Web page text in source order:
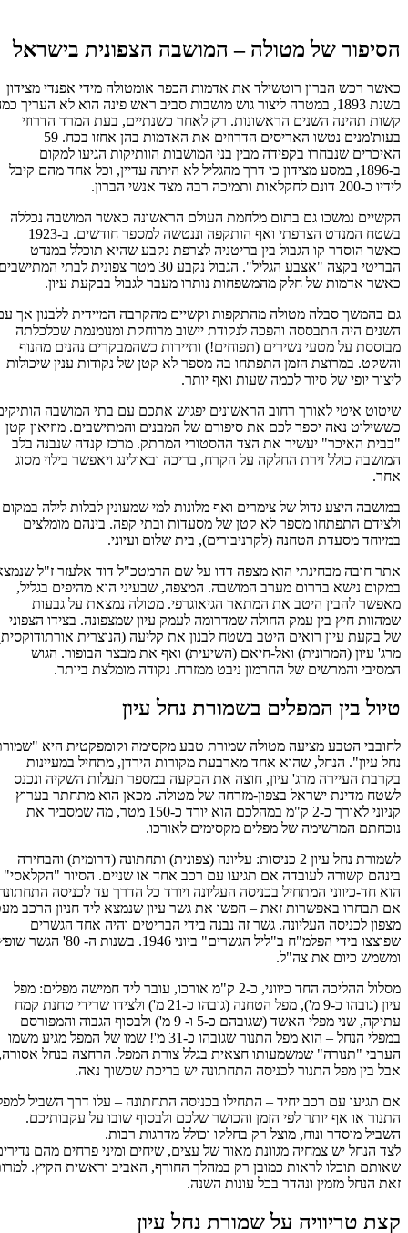
הסיפור של מטולה – המושבה הצפונית בישראל
כאשר רכש הברון רוטשילד את אדמות הכפר אומטולה מידי אפנדי מצידון
בשנת 1893, במטרה ליצור גוש מושבות סביב ראש פינה הוא לא העריך כמה
קשות תהינה השנים הראשונות. רק לאחר כשנתיים, בעת המרד הדרוזי
בעות'מנים נטשו האריסים הדרוזים את האדמות בהן אחזו בכח. 59
האיכרים שנבחרו בקפידה מבין בני המושבות הוותיקות הגיעו למקום
ב-1896, במסע מצידון כי דרך מהגליל לא היתה עדיין, וכל אחד מהם קיבל
לידיו כ-200 דונם לחקלאות ותמיכה רבה מצד אנשי הברון.
הקשיים נמשכו גם בתום מלחמת העולם הראשונה כאשר המושבה נכללה
בשטח המנדט הצרפתי ואף הותקפה וננטשה למספר חודשים. ב-1923
כאשר הוסדר קו הגבול בין בריטניה לצרפת נקבע שהיא תוכלל במנדט
הבריטי בקצה "אצבע הגליל". הגבול נקבע 30 מטר צפונית לבתי המתישבים
כאשר אדמות של חלק מהמשפחות נותרו מעבר לגבול בבקעת עיון.
גם בהמשך סבלה מטולה מהתקפות וקשיים מהקרבה המיידית ללבנון אך עם
השנים היה התבססה והפכה לנקודת יישוב מרוחקת ומנומנמת שכלכלתה
מבוססת על מטעי נשירים (תפוחים!) ותיירות כשהמבקרים נהנים מהנוף
והשקט. במרוצת הזמן התפתחו בה מספר לא קטן של נקודות ענין שיכולות
ליצור יופי של סיור לכמה שעות ואף יותר.
שיטוט איטי לאורך רחוב הראשונים יפגיש אתכם עם בתי המושבה הותיקים
כששילוט נאה יספר לכם את סיפורם של המבנים והמתישבים. מוזיאון קטן
"בבית האיכר" יעשיר את הצד ההסטורי המרתק. מרכז קנדה שנבנה בלב
המושבה כולל זירת החלקה על הקרח, בריכה ובאולינג ויאפשר בילוי מסוג
אחר.
במושבה היצע גדול של צימרים ואף מלונות למי שמעונין לבלות לילה במקום
ולצידם התפתחו מספר לא קטן של מסעדות ובתי קפה. בינהם מומלצים
במיוחד מסעדת הטחנה (לקרניבורים), בית שלום ועיוני.
אתר חובה מבחינתי הוא מצפה דדו על שם הרמטכ"ל דוד אלעזר ז"ל שנמצא
במקום נישא בדרום מערב המושבה. המצפה, שבעיני הוא מהיפים בגליל,
מאפשר להבין היטב את המתאר הגיאוגרפי. מטולה נמצאת על גבעות
שמהוות חיץ בין עמק החולה שמדרומה לעמק עיון שמצפונה. בצידו הצפוני
של בקעת עיון רואים היטב בשטח לבנון את קליעה (הנוצרית אורתודוקסית),
מרג' עיון (המרונית) ואל-חיאם (השיעית) ואף את מבצר הבופור. הגוש
המסיבי והמרשים של החרמון ניבט ממזרח. נקודה מומלצת ביותר.
טיול בין המפלים בשמורת נחל עיון
לחובבי הטבע מציעה מטולה שמורת טבע מקסימה וקומפקטית היא "שמורת
נחל עיון". הנחל, שהוא אחד מארבעת מקורות הירדן, מתחיל במעיינות
בקרבת העיירה מרג' עיון, חוצה את הבקעה במספר תעלות השקיה ונכנס
לשטח מדינת ישראל בצפון-מזרחה של מטולה. מכאן הוא מתחתר בערוץ
קניוני לאורך כ-2 ק"מ במהלכם הוא יורד כ-150 מטר, מה שמסביר את
נוכחתם המרשימה של מפלים מקסימים לאורכו.
לשמורת נחל עיון 2 כניסות: עליונה (צפונית) ותחתונה (דרומית) והבחירה
בינהם קשורה לעובדה אם תגיעו עם רכב אחד או שניים. הסיור "הקלאסי"
הוא חד-כיווני המתחיל בכניסה העליונה ויורד כל הדרך עד לכניסה התחתונה.
אם תבחרו באפשרות זאת – חפשו את גשר עיון שנמצא ליד חניון הרכב מעט
מצפון לכניסה העליונה. גשר זה נבנה בידי הבריטים והיה אחד הגשרים
שפוצצו בידי הפלמ"ח ב"ליל הגשרים" ביוני 1946. בשנות ה- 80' הגשר שופץ
ומשמש כיום את צה"ל.
מסלול ההליכה החד כיווני, כ-2 ק"מ אורכו, עובר ליד חמישה מפלים: מפל
עיון (גובהו כ-9 מ'), מפל הטחנה (גובהו כ-21 מ') ולצידו שרידי טחנת קמח
עתיקה, שני מפלי האשד (שגובהם כ-5 ו- 9 מ') ולבסוף הגבוה והמפורסם
במפלי הנחל – הוא מפל התנור שגובהו כ-31 מ'! שמו של המפל מגיע משמו
הערבי "תנורה" שמשמעותו חצאית בגלל צורת המפל. הרחצה בנחל אסורה,
אבל בין מפל התנור לכניסה התחתונה יש בריכת שכשוך נאה.
אם תגיעו עם רכב יחיד – התחילו בכניסה התחתונה – עלו דרך השביל למפל
התנור או אף יותר לפי הזמן והכושר שלכם ולבסוף שובו על עקבותיכם.
השביל מוסדר ונוח, מוצל רק בחלקו וכולל מדרגות רבות.
לצד הנחל יש צמחיה מגוונת מאוד של עצים, שיחים ומיני פרחים מהם נדירים
שאותם תוכלו לראות כמובן רק במהלך החורף, האביב וראשית הקיץ. למרות
זאת הנחל מזמין ונהדר בכל עונות השנה.
קצת טריוויה על שמורת נחל עיון